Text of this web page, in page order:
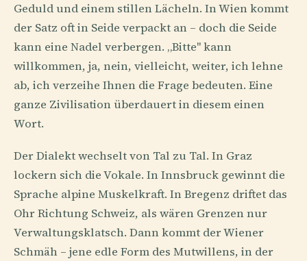
Geduld und einem stillen Lächeln. In Wien kommt
der Satz oft in Seide verpackt an – doch die Seide
kann eine Nadel verbergen. „Bitte" kann
willkommen, ja, nein, vielleicht, weiter, ich lehne
ab, ich verzeihe Ihnen die Frage bedeuten. Eine
ganze Zivilisation überdauert in diesem einen
Wort.
Der Dialekt wechselt von Tal zu Tal. In Graz
lockern sich die Vokale. In Innsbruck gewinnt die
Sprache alpine Muskelkraft. In Bregenz driftet das
Ohr Richtung Schweiz, als wären Grenzen nur
Verwaltungsklatsch. Dann kommt der Wiener
Schmäh – jene edle Form des Mutwillens, in der